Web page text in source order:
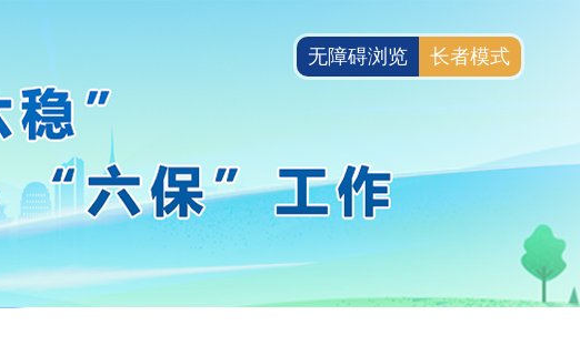
无障碍浏览 长者模式